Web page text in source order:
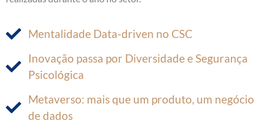
Mentalidade Data-driven no CSC
Inovação passa por Diversidade e Segurança
Psicológica
Metaverso: mais que um produto, um negócio
de dados